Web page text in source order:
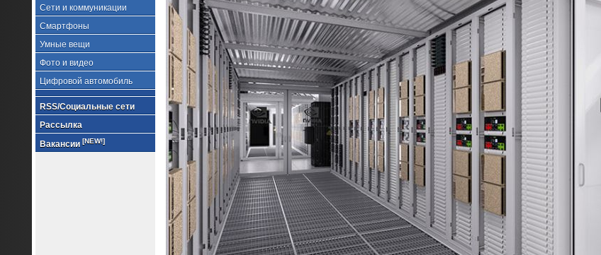
Сети и коммуникации
Смартфоны
Умные вещи
Фото и видео
Цифровой автомобиль
RSS/Социальные сети
Рассылка
Вакансии [NEW!]